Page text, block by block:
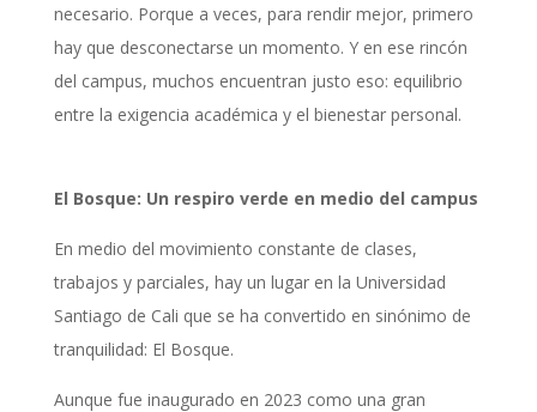
necesario. Porque a veces, para rendir mejor, primero
hay que desconectarse un momento. Y en ese rincón
del campus, muchos encuentran justo eso: equilibrio
entre la exigencia académica y el bienestar personal.
El Bosque: Un respiro verde en medio del campus
En medio del movimiento constante de clases,
trabajos y parciales, hay un lugar en la Universidad
Santiago de Cali que se ha convertido en sinónimo de
tranquilidad: El Bosque.
Aunque fue inaugurado en 2023 como una gran